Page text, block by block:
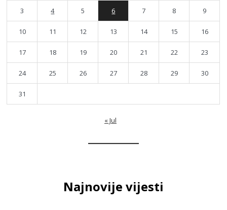
3 4 5 6 7 8 9
10 11 12 13 14 15 16
17 18 19 20 21 22 23
24 25 26 27 28 29 30
31
« Jul
Najnovije vijesti